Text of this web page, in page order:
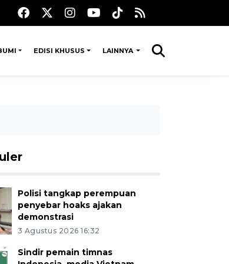
EDISI KHUSUS LAINNYA
Polisi tangkap perempuan
penyebar hoaks ajakan
demonstrasi
3 Agustus 2026 16:32
Sindir pemain timnas